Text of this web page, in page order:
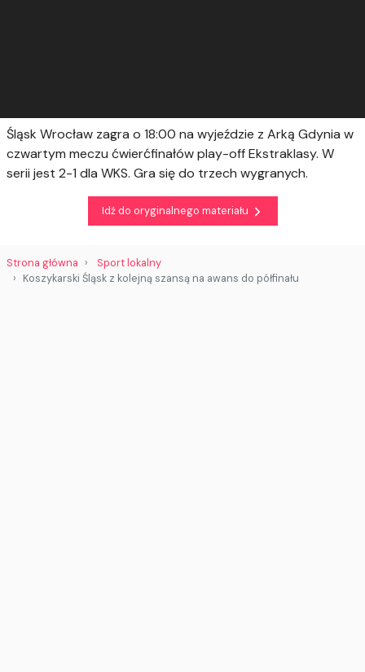
Śląsk Wrocław zagra o 18:00 na wyjeździe z Arką Gdynia w
czwartym meczu ćwierćfinałów play-off Ekstraklasy. W
serii jest 2-1 dla WKS. Gra się do trzech wygranych.
Idź do oryginalnego materiału
Strona główna
Sport lokalny
Koszykarski Śląsk z kolejną szansą na awans do półfinału